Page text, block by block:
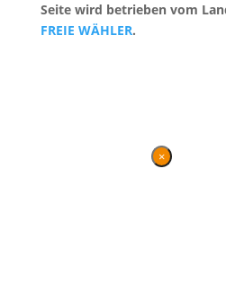
Seite wird betrieben vom
FREIE WÄHLER.
×